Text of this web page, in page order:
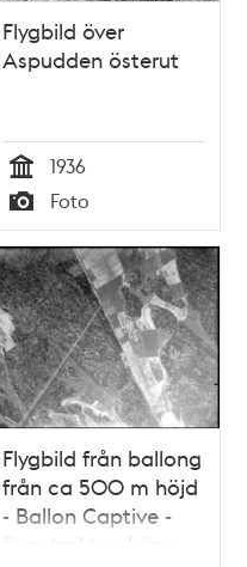
Flygbild över
Aspudden österut
Tid
1936
Typ
Foto
Flygbild från ballong
från ca 500 m höjd
- Ballon Captive -
över trakten kring